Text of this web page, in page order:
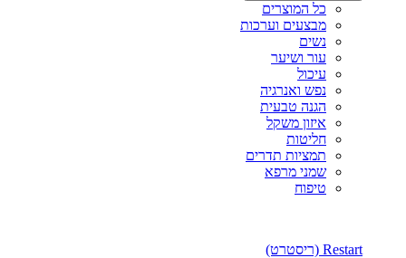
כל המוצרים
מבצעים וערכות
נשים
עור ושיער
עיכול
נפש ואנרגיה
הגנה טבעית
איזון משקל
חליטות
תמציות תדרים
שמני מרפא
טיפוח
Restart (ריסטרט)